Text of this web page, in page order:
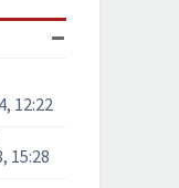
12:22
15:28